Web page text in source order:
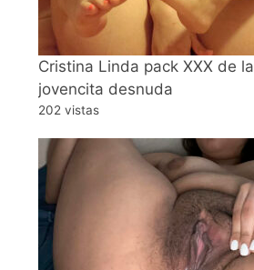
Cristina Linda pack XXX de la
jovencita desnuda
202 vistas